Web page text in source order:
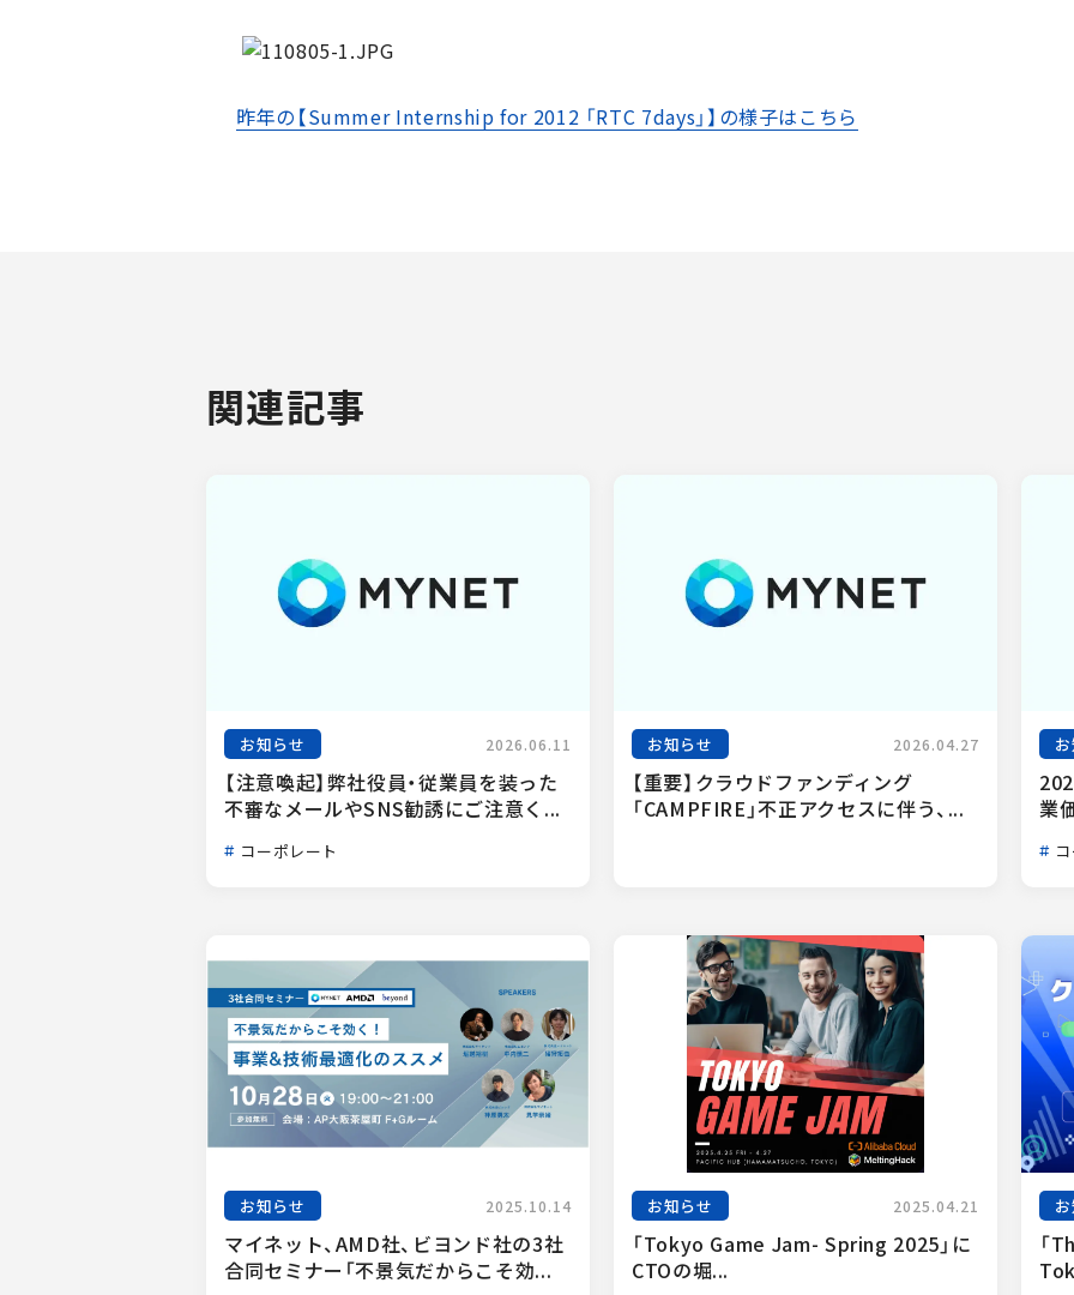
昨年の【Summer Internship for 2012 「RTC 7days」】の様子はこちら
関連記事
お知らせ 2026.06.11
【注意喚起】弊社役員・従業員を装った
不審なメールやSNS勧誘にご注意く...
コーポレート
お知らせ 2026.04.27
【重要】クラウドファンディング
「CAMPFIRE」不正アクセスに伴う、...
業
お知らせ 2025.10.14
マイネット、AMD社、ビヨンド社の3社
合同セミナー「不景気だからこそ効...
お知らせ 2025.04.21
「Tokyo Game Jam- Spring 2025」に
CTOの堀...
「